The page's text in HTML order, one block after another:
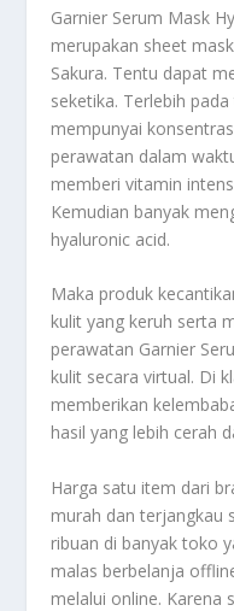
Garnier Serum Mask
merupakan sheet
Sakura. Tentu dapat
seketika. Terlebih
mempunyai
perawatan dalam
memberi vitamin
Kemudian banyak
hyaluronic acid.
Maka produk
kulit yang keruh serta
perawatan Garnier
kulit secara virtual. Di
memberikan
hasil yang lebih cerah
Harga satu item dari
murah dan terjangkau
ribuan di banyak toko
malas berbelanja
melalui online. Karena